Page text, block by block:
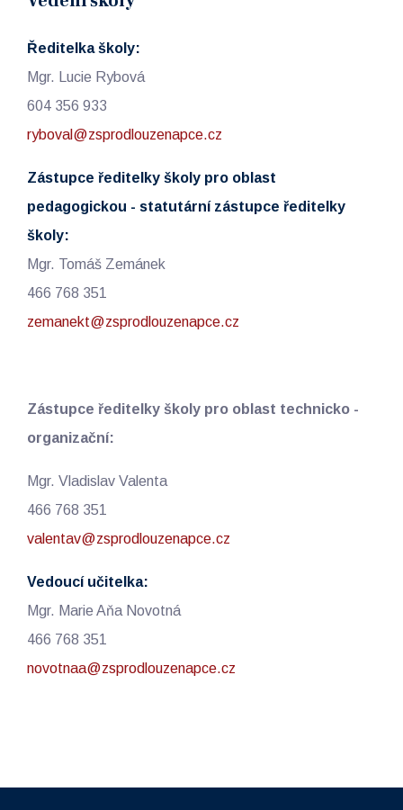
Ředitelka školy:
Mgr. Lucie Rybová
604 356 933
ryboval@zsprodlouzenapce.cz
Zástupce ředitelky školy pro oblast
pedagogickou - statutární zástupce ředitelky
školy:
Mgr. Tomáš Zemánek
466 768 351
zemanekt@zsprodlouzenapce.cz
Zástupce ředitelky školy pro oblast technicko -
organizační:
Mgr. Vladislav Valenta
466 768 351
valentav@zsprodlouzenapce.cz
Vedoucí učitelka:
Mgr. Marie Aňa Novotná
466 768 351
novotnaa@zsprodlouzenapce.cz